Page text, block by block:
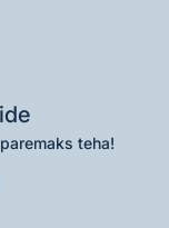
teha!